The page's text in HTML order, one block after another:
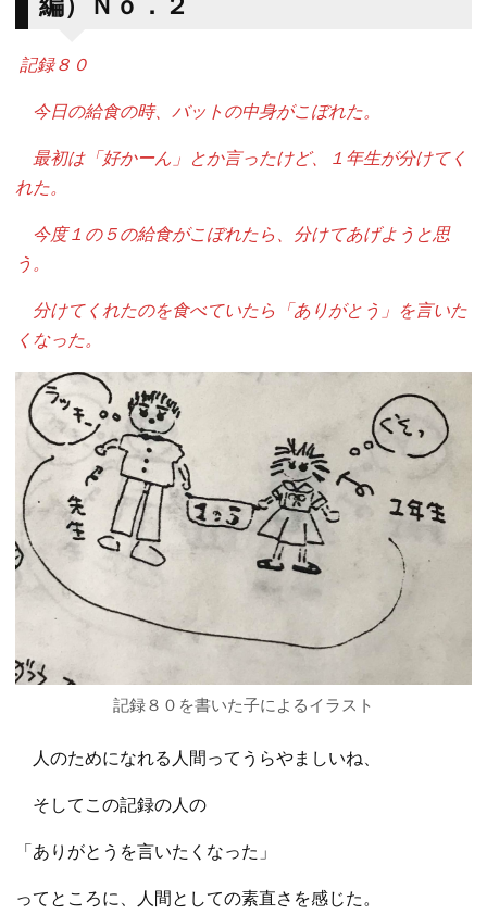
記録８０
今日の給食の時、バットの中身がこぼれた。
最初は「好かーん」とか言ったけど、１年生が分けてく
れた。
今度１の５の給食がこぼれたら、分けてあげようと思
う。
分けてくれたのを食べていたら「ありがとう」を言いた
くなった。
記録８０を書いた子によるイラスト
人のためになれる人間ってうらやましいね、
そしてこの記録の人の
「ありがとうを言いたくなった」
ってところに、人間としての素直さを感じた。